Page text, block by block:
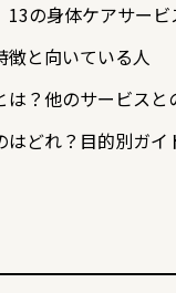
13の身体ケアサー
徴と向いている人
は？他のサービスと
はどれ？目的別ガイ